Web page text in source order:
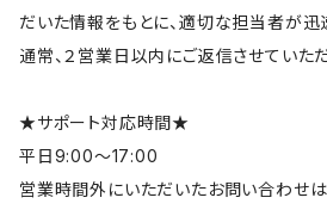
だいた情報をもとに、適切な担当者が迅
通常、２営業日以内にご返信させていただ
★サポート対応時間★
平日9:00～17:00
営業時間外にいただいたお問い合わせ